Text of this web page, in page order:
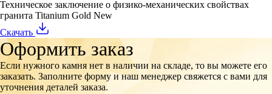
Техническое заключение о физико-механических свойствах
гранита Titanium Gold New
Скачать
Оформить заказ
Если нужного камня нет в наличии на складе, то вы можете его
заказать. Заполните форму и наш менеджер свяжется с вами для
уточнения деталей заказа.